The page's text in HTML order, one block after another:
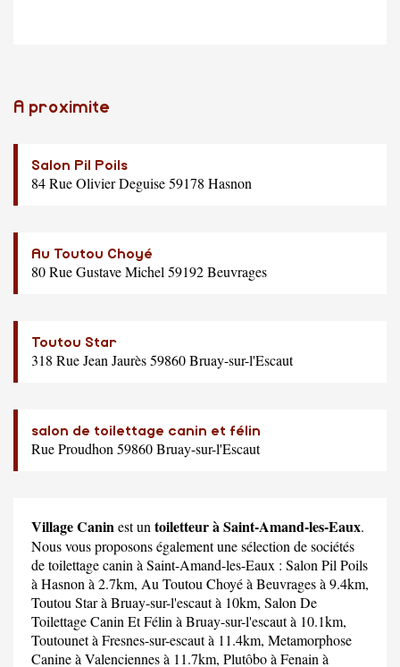
A proximite
Salon Pil Poils
84 Rue Olivier Deguise 59178 Hasnon
Au Toutou Choyé
80 Rue Gustave Michel 59192 Beuvrages
Toutou Star
318 Rue Jean Jaurès 59860 Bruay-sur-l'Escaut
salon de toilettage canin et félin
Rue Proudhon 59860 Bruay-sur-l'Escaut
Village Caninest un toiletteur à Saint-Amand-les-Eaux.
Nous vous proposons également une sélection de sociétés
de toilettage canin à Saint-Amand-les-Eaux : Salon Pil Poils
à Hasnon à 2.7km, Au Toutou Choyéà Beuvrages à 9.4km,
Toutou Starà Bruay-sur-l'escaut à 10km, Salon De
Toilettage Canin Et Félin à Bruay-sur-l'escaut à 10.1km,
Toutounetà Fresnes-sur-escaut à 11.4km, Metamorphose
Canineà Valenciennes à 11.7km, Plutôboà Fenain à